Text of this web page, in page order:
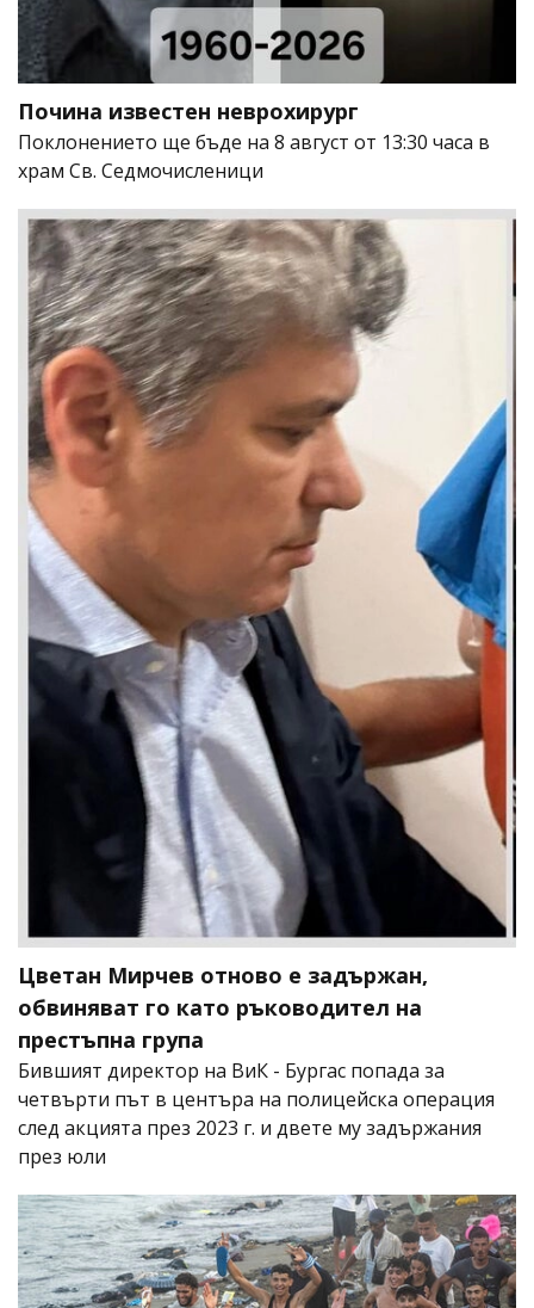
Почина известен неврохирург
Поклонението ще бъде на 8 август от 13:30 часа в
храм Св. Седмочисленици
Цветан Мирчев отново е задържан,
обвиняват го като ръководител на
престъпна група
Бившият директор на ВиК - Бургас попада за
четвърти път в центъра на полицейска операция
след акцията през 2023 г. и двете му задържания
през юли